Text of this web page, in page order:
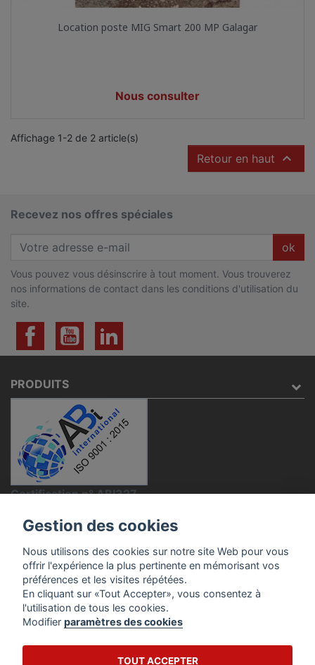
Location poste MIG Smart 200 MP Galagar
Prix
Nous consulter
Affichage 1-2 de 2 article(s)
Retour en haut 
Recevez nos offres spéciales
ok
Vous pouvez vous désinscrire à tout moment. Vous trouverez
nos informations de contact dans les conditions d'utilisation du
site.
PRODUITS
Certification n° ABI327
NOTRE SOCIÉTÉ
VOTRE COMPTE
INFORMATIONS
Gestion des cookies
Nous utilisons des cookies sur notre site Web pour vous
offrir l'expérience la plus pertinente en mémorisant vos
préférences et les visites répétées.
En cliquant sur «Tout Accepter», vous consentez à
l'utilisation de tous les cookies.
Modifier paramètres des cookies
TOUT ACCEPTER